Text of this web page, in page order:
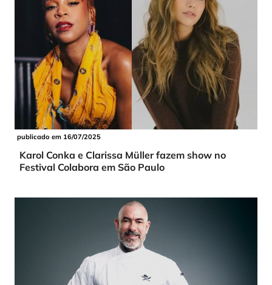
publicado em 16/07/2025
Karol Conka e Clarissa Müller fazem show no
Festival Colabora em São Paulo